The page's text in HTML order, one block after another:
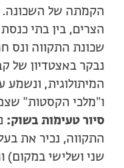
הקמתה של השכונה.
הצרים, בין בתי
שכונת התקווה ונס
נבקר באצטדיון של
המיתולוגית,
ו"מלכי הקסטות"
סיור טעימות בשוק:
התקווה, נכיר את
שני ושלישי במקום)